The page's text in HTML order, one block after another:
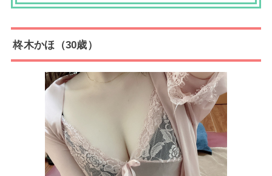
柊木かほ（30歳）